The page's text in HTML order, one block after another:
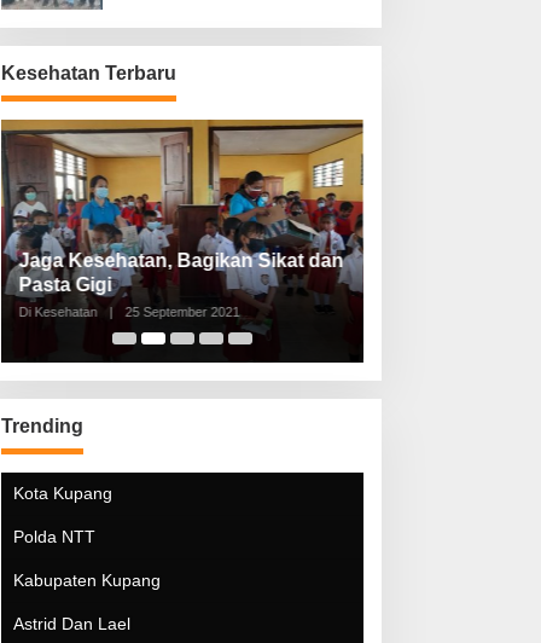
Kesehatan Terbaru
Jaga Kesehatan, Bagikan Sikat dan
Pasta Gigi
Di Kesehatan | 25 September 2021
Trending
Kota Kupang
Polda NTT
Kabupaten Kupang
Astrid Dan Lael